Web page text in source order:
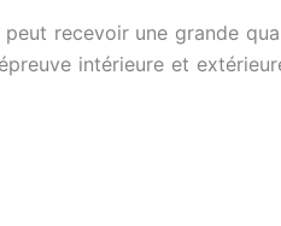
recevoir une grande
intérieure et extérieure,